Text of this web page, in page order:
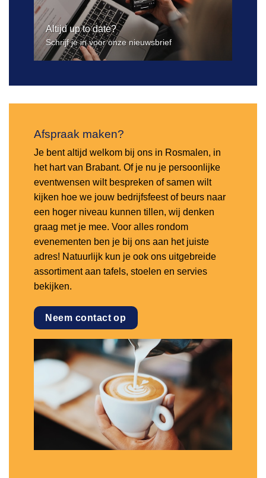
Altijd up to date?
Schrijf je in voor onze nieuwsbrief
Afspraak maken?
Je bent altijd welkom bij ons in Rosmalen, in
het hart van Brabant. Of je nu je persoonlijke
eventwensen wilt bespreken of samen wilt
kijken hoe we jouw bedrijfsfeest of beurs naar
een hoger niveau kunnen tillen, wij denken
graag met je mee. Voor alles rondom
evenementen ben je bij ons aan het juiste
adres! Natuurlijk kun je ook ons uitgebreide
assortiment aan tafels, stoelen en servies
bekijken.
Neem contact op